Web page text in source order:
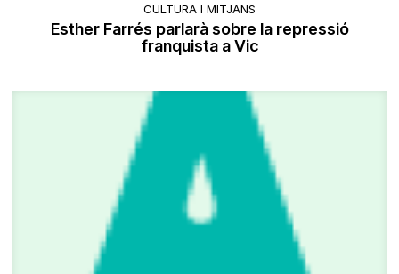
CULTURA I MITJANS
Esther Farrés parlarà sobre la repressió
franquista a Vic